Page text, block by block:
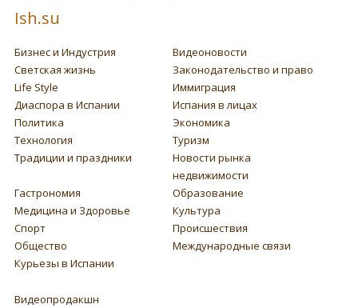
Ish.su
Бизнес и Индустрия
Видеоновости
Светская жизнь
Законодательство и право
Life Style
Иммиграция
Диаспора в Испании
Испания в лицах
Политика
Экономика
Технология
Туризм
Традиции и праздники
Новости рынка
недвижимости
Гастрономия
Образование
Медицина и Здоровье
Культура
Спорт
Происшествия
Общество
Международные связи
Курьезы в Испании
Видеопродакшн